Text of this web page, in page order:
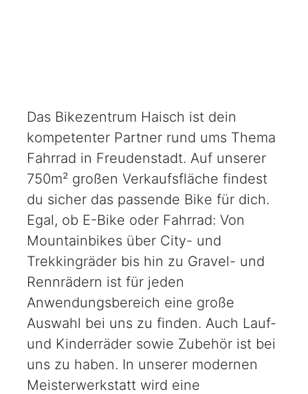
Das Bikezentrum Haisch ist dein
kompetenter Partner rund ums Thema
Fahrrad in Freudenstadt. Auf unserer
750m² großen Verkaufsfläche findest
du sicher das passende Bike für dich.
Egal, ob E-Bike oder Fahrrad: Von
Mountainbikes über City- und
Trekkingräder bis hin zu Gravel- und
Rennrädern ist für jeden
Anwendungsbereich eine große
Auswahl bei uns zu finden. Auch Lauf-
und Kinderräder sowie Zubehör ist bei
uns zu haben. In unserer modernen
Meisterwerkstatt wird eine